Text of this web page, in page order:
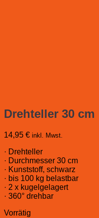
Drehteller 30 cm
14,95 € inkl. Mwst.
· Drehteller
· Durchmesser 30 cm
· Kunststoff, schwarz
· bis 100 kg belastbar
· 2 x kugelgelagert
· 360° drehbar
Vorrätig